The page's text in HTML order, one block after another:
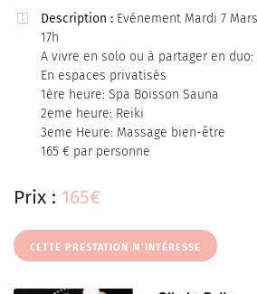
En cochant cette case, vous consentez à recevoir nos
l'adresse email indiqué ci-dessus. Vous pouvez vous
utilisant
INSCRIPTION
 Description : Evénement Mardi 7
17h
A vivre en solo ou à partager en
En espaces privatisés
1ère heure: Spa Boisson Sauna
2eme heure: Reiki
3eme Heure: Massage bien-être
165 € par personne
Prix : 165€
CETTE PRESTATION M'INTÉRESSE